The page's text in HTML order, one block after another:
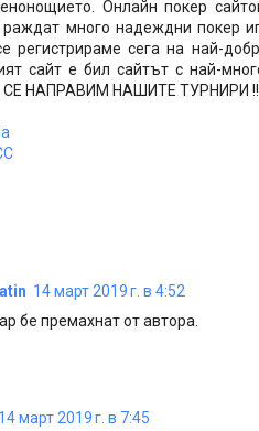
Онлайн покер
раждат много надеждни покер
регистрираме сега на най-
сайт е бил сайтът с най-
СЕ НАПРАВИМ НАШИТЕ ТУРНИРИ
14 март 2019 г. в 4:52
бе премахнат от автора.
14 март 2019 г. в 7:45